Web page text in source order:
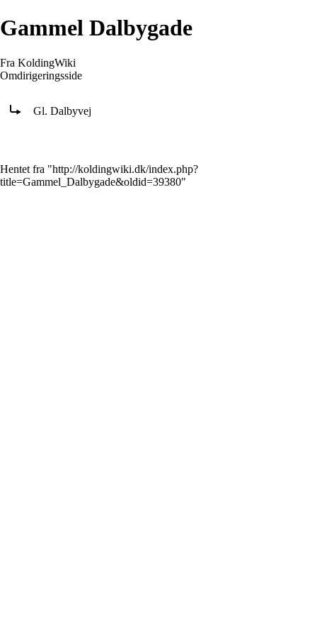
Gammel Dalbygade
Fra KoldingWiki
Omdirigeringsside
Gl. Dalbyvej
Hentet fra "http://koldingwiki.dk/index.php?
title=Gammel_Dalbygade&oldid=39380"